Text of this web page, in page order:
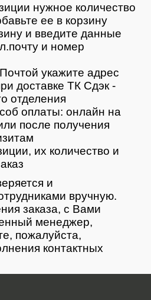
нужное количество
ее в корзину
и введите данные
и номер
укажите адрес
доставке ТК Сдэк -
отделения
оплаты: онлайн на
после получения
их количество и
и
вручную.
заказа, с Вами
менеджер,
пожалуйста,
контактных